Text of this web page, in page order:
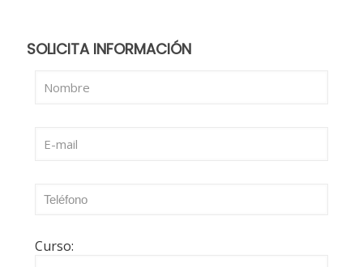
SOLICITA INFORMACIÓN
Curso: